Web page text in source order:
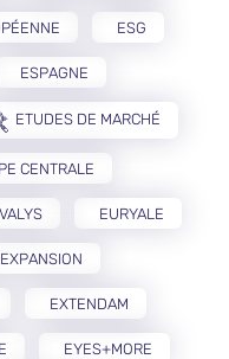
ESG
ESPAGNE
ETUDES DE MARCHÉ
CENTRALE
EURYALE
EXPANSION
EXTENDAM
EYES+MORE